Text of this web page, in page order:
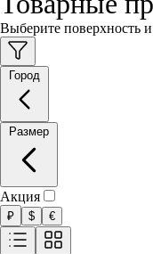
Выберите поверхность
Акция
₽ $ €